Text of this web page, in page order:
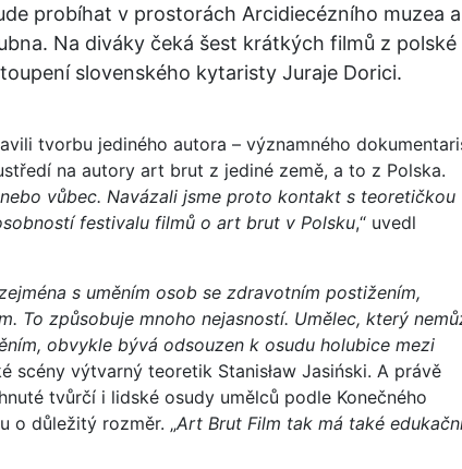
probíhat v prostorách Arcidiecézního muzea a
Na diváky čeká šest krátkých filmů z polské
slovenského kytaristy Juraje Dorici.
tvorbu jediného autora – významného
na autory art brut z jediné země, a to z Polska.
vůbec. Navázali jsme proto kontakt s teoretičkou
festivalu filmů o art brut v Polsku,“ uvedl
s uměním osob se zdravotním postižením,
To způsobuje mnoho nejasností. Umělec, který
obvykle bývá odsouzen k osudu holubice mezi
scény výtvarný teoretik Stanisław Jasiński. A právě
tvůrčí i lidské osudy umělců podle Konečného
o důležitý rozměr. „Art Brut Film tak má také